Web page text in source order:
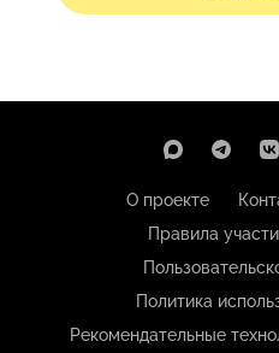
О проекте
Правила
Политика
Рекомендательные